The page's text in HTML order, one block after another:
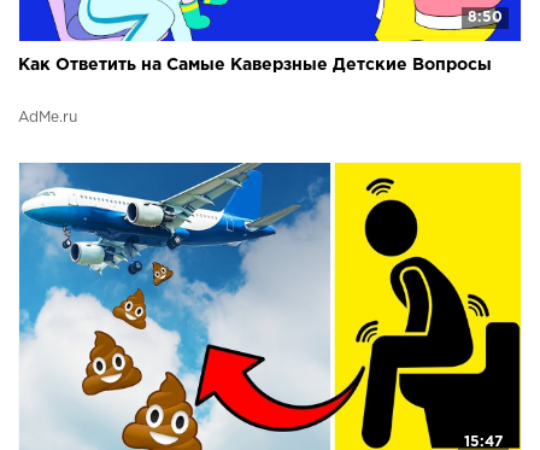
8:50
Как Ответить на Самые Каверзные Детские Вопросы
AdMe.ru
15:47